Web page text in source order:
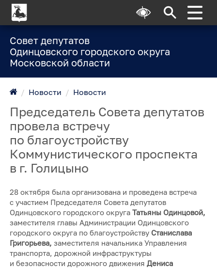
Совет депутатов
Одинцовского городского округа
Московской области
/ Новости / Новости
Председатель Совета депутатов
провела встречу
по благоустройству
Коммунистического проспекта
в г. Голицыно
28 октября была организована и проведена встреча
с участием Председателя Совета депутатов
Одинцовского городского округа Татьяны Одинцовой,
заместителя главы Администрации Одинцовского
городского округа по благоустройству Станислава
Григорьева, заместителя начальника Управления
транспорта, дорожной инфраструктуры
и безопасности дорожного движения Дениса